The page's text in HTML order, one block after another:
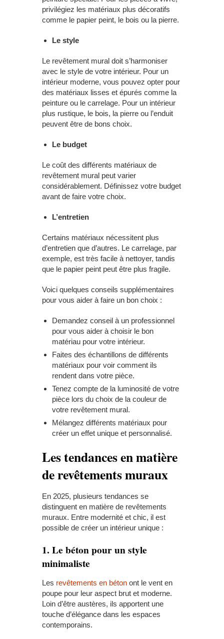
privilégiez les matériaux plus décoratifs
comme le papier peint, le bois ou la pierre.
Le style
Le revêtement mural doit s’harmoniser
avec le style de votre intérieur. Pour un
intérieur moderne, vous pouvez opter pour
des matériaux lisses et épurés comme la
peinture ou le carrelage. Pour un intérieur
plus rustique, le bois, la pierre ou l’enduit
peuvent être de bons choix.
Le budget
Le coût des différents matériaux de
revêtement mural peut varier
considérablement. Définissez votre budget
avant de faire votre choix.
L’entretien
Certains matériaux nécessitent plus
d’entretien que d’autres. Le carrelage, par
exemple, est très facile à nettoyer, tandis
que le papier peint peut être plus fragile.
Voici quelques conseils supplémentaires
pour vous aider à faire un bon choix :
Demandez conseil à un professionnel
pour vous aider à choisir le bon
matériau pour votre intérieur.
Faites des échantillons de différents
matériaux pour voir comment ils
rendent dans votre pièce.
Tenez compte de la luminosité de votre
pièce lors du choix de la couleur de
votre revêtement mural.
Mélangez différents matériaux pour
créer un effet unique et personnalisé.
Les tendances en matière
de revêtements muraux
En 2025, plusieurs tendances se
distinguent en matière de revêtements
muraux. Entre modernité et chic, il est
possible de créer un intérieur unique :
1. Le béton pour un style
minimaliste
Les revêtements en béton ont le vent en
poupe pour leur aspect brut et moderne.
Loin d’être austères, ils apportent une
touche d’élégance dans les espaces
contemporains.